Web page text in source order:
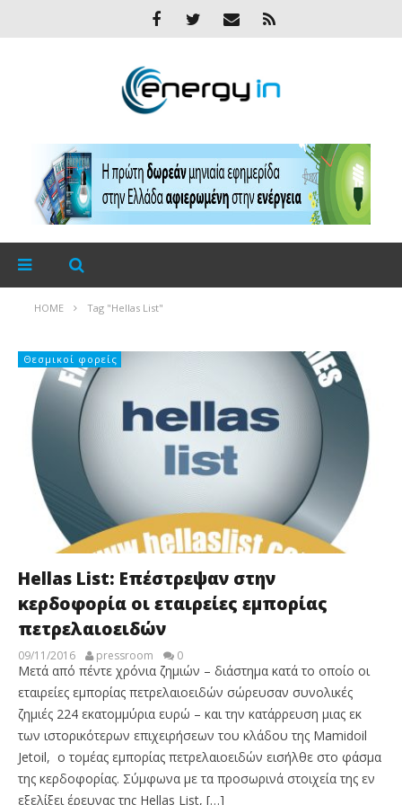
HOME Tag "Hellas List"
Θεσμικοί φορείς
Hellas List: Επέστρεψαν στην
κερδοφορία οι εταιρείες εμπορίας
πετρελαιοειδών
09/11/2016 pressroom 0
Μετά από πέντε χρόνια ζημιών – διάστημα κατά το οποίο οι
εταιρείες εμπορίας πετρελαιοειδών σώρευσαν συνολικές
ζημιές 224 εκατομμύρια ευρώ – και την κατάρρευση μιας εκ
των ιστορικότερων επιχειρήσεων του κλάδου της Mamidoil
Jetoil, ο τομέας εμπορίας πετρελαιοειδών εισήλθε στο φάσμα
της κερδοφορίας. Σύμφωνα με τα προσωρινά στοιχεία της εν
εξελίξει έρευνας της Hellas List, […]